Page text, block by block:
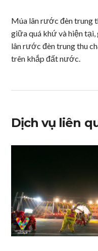
Múa lân rước đèn trung
giữa quá khứ và hiện
lân rước đèn trung thu
trên khắp đất nước.
Dịch vụ liên